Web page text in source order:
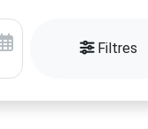
Filtres